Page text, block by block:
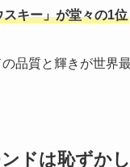
スキー」が堂々の1位
品質と輝きが世界
ドは恥ずか